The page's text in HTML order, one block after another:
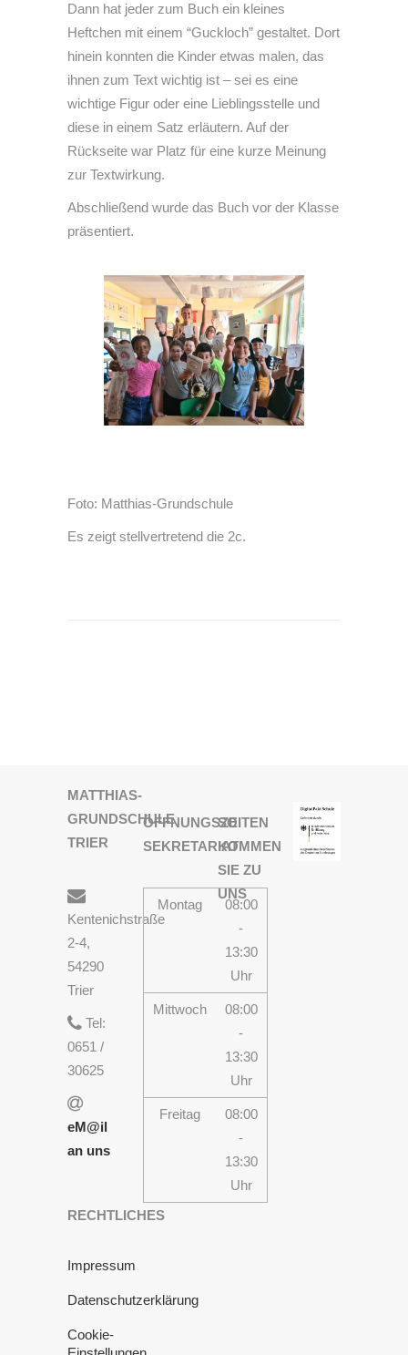
Dann hat jeder zum Buch ein kleines
Heftchen mit einem “Guckloch” gestaltet. Dort
hinein konnten die Kinder etwas malen, das
ihnen zum Text wichtig ist – sei es eine
wichtige Figur oder eine Lieblingsstelle und
diese in einem Satz erläutern. Auf der
Rückseite war Platz für eine kurze Meinung
zur Textwirkung.
Abschließend wurde das Buch vor der Klasse
präsentiert.
Foto: Matthias-Grundschule
Es zeigt stellvertretend die 2c.
MATTHIAS-
GRUNDSCHULE
TRIER
Kentenichstraße
2-4,
54290
Trier
Tel:
0651 /
30625
eM@il
an uns
RECHTLICHES
Impressum
Datenschutzerklärung
Cookie-
ÖFFNUNGSZEITEN
SEKRETARIAT
Montag
08:00
-
13:30
Uhr
Mittwoch
08:00
-
13:30
Uhr
Freitag
08:00
-
13:30
Uhr
SO
KOMMEN
SIE ZU
UNS